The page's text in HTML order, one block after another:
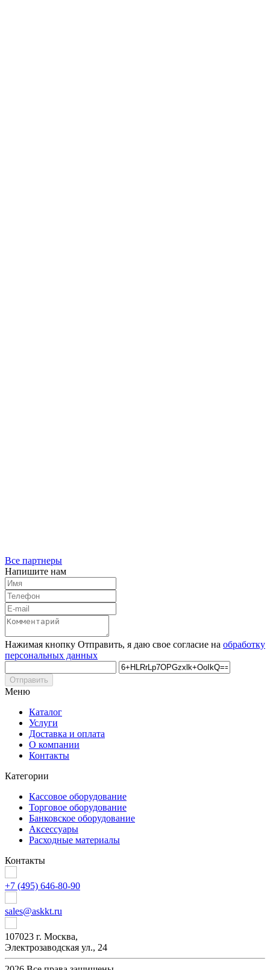
Все партнеры
Напишите нам
Нажимая кнопку Отправить, я даю свое согласие на обработку
персональных данных
Отправить
Меню
Каталог
Услуги
Доставка и оплата
О компании
Контакты
Категории
Кассовое оборудование
Торговое оборудование
Банковское оборудование
Аксессуары
Расходные материалы
Контакты
+7 (495) 646-80-90
sales@askkt.ru
107023 г. Москва,
Электрозаводская ул., 24